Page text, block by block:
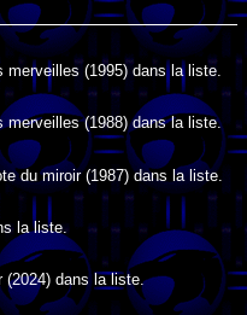
(1995) dans la liste.
merveilles (1988) dans la liste.
du miroir (1987) dans la liste.
la liste.
(2024) dans la liste.